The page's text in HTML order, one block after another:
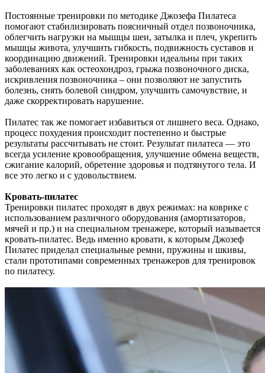
Постоянные тренировки по методике Джозефа Пилатеса
помогают стабилизировать поясничный отдел позвоночника,
облегчить нагрузки на мышцы шеи, затылка и плеч, укрепить
мышцы живота, улучшить гибкость, подвижность суставов и
координацию движений. Тренировки идеальны при таких
заболеваниях как остеохондроз, грыжа позвоночного диска,
искривления позвоночника – они позволяют не запустить
болезнь, снять болевой синдром, улучшить самочувствие, и
даже скорректировать нарушение.
Пилатес так же помогает избавиться от лишнего веса. Однако,
процесс похудения происходит постепенно и быстрые
результаты рассчитывать не стоит. Результат пилатеса — это
всегда усиление кровообращения, улучшение обмена веществ,
сжигание калорий, обретение здоровья и подтянутого тела. И
все это легко и с удовольствием.
Кровать-пилатес
Тренировки пилатес проходят в двух режимах: на коврике с
использованием различного оборудования (амортизаторов,
мячей и пр.) и на специальном тренажере, который называется
кровать-пилатес. Ведь именно кровати, к которым Джозеф
Пилатес приделал специальные ремни, пружины и шкивы,
стали прототипами современных тренажеров для тренировок
по пилатесу.